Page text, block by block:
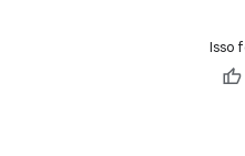
Isso